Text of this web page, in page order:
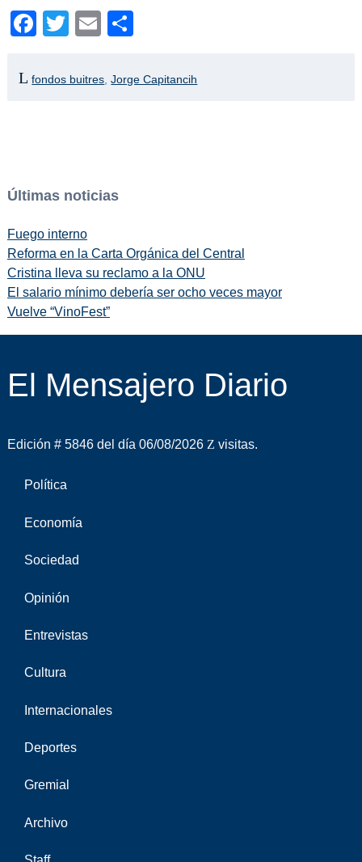
Facebook
TwitterEmail
fondos buitres ,Jorge Capitancih
Últimas noticias
Fuego interno
Reforma en la Carta Orgánica del Central
Cristina lleva su reclamo a la ONU
El salario mínimo debería ser ocho veces mayor
Vuelve “VinoFest”
El Mensajero Diario
Edición # 5846 del día 06/08/2026 visitas.
Política
Economía
Sociedad
Opinión
Entrevistas
Cultura
Internacionales
Deportes
Gremial
Archivo